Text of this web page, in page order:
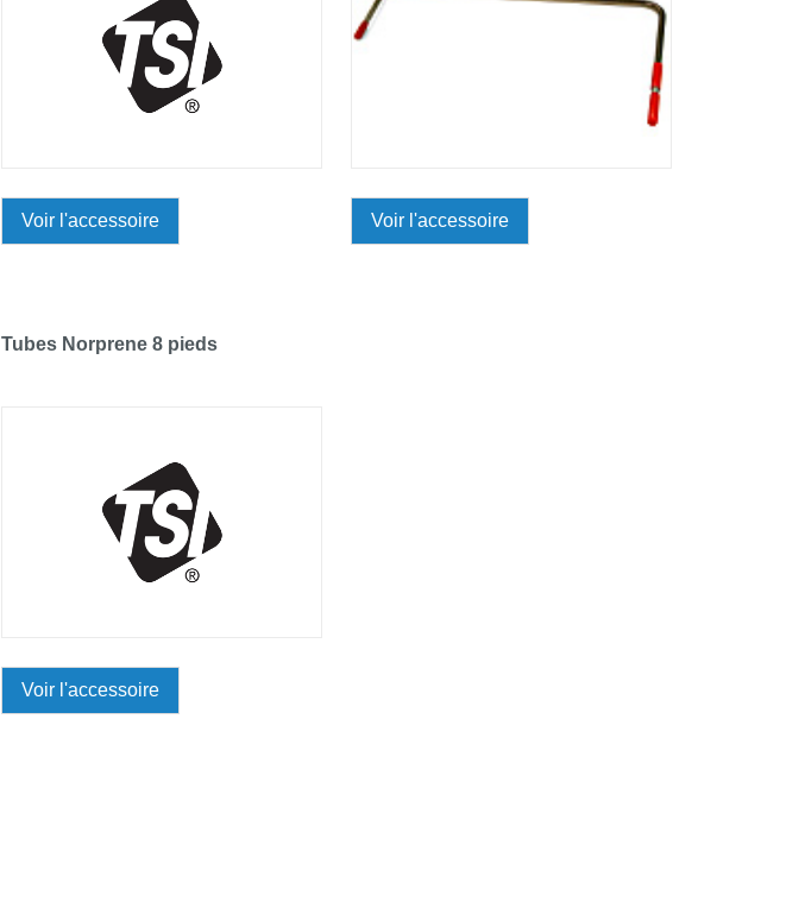
Voir l'accessoire Voir l'accessoire
Tubes Norprene 8 pieds
Voir l'accessoire